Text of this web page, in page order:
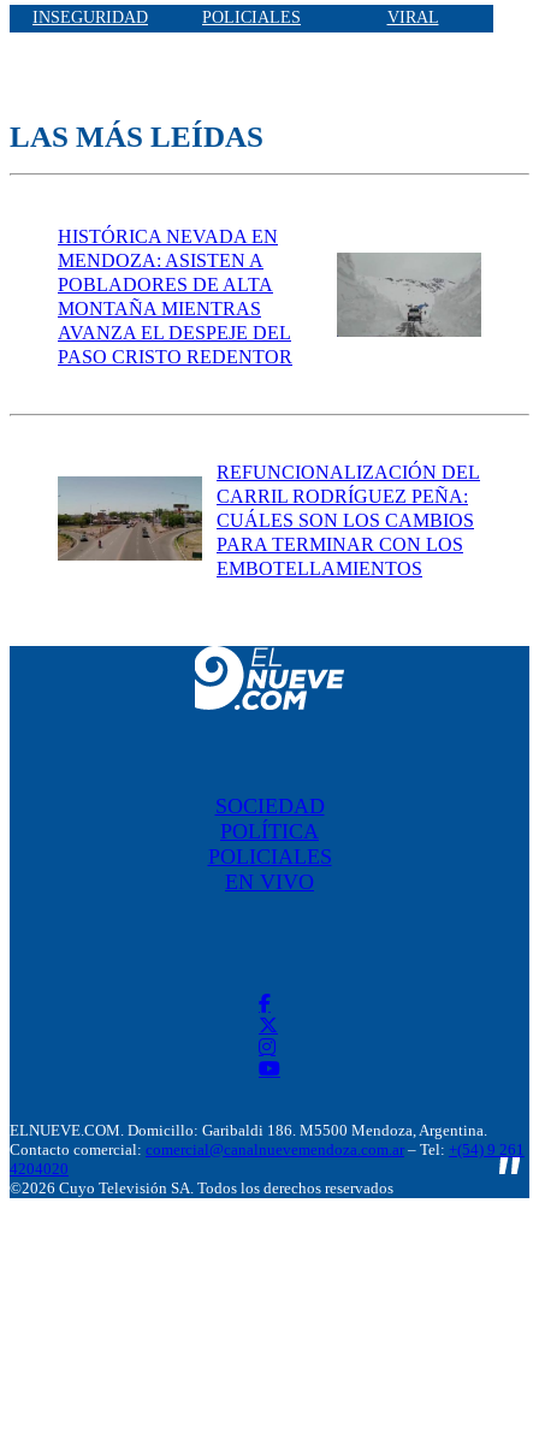
INSEGURIDAD POLICIALES VIRAL
LAS MÁS LEÍDAS
HISTÓRICA NEVADA EN
MENDOZA: ASISTEN A
POBLADORES DE ALTA
MONTAÑA MIENTRAS
AVANZA EL DESPEJE DEL
PASO CRISTO REDENTOR
REFUNCIONALIZACIÓN DEL
CARRIL RODRÍGUEZ PEÑA:
CUÁLES SON LOS CAMBIOS
PARA TERMINAR CON LOS
EMBOTELLAMIENTOS
SOCIEDAD
POLÍTICA
POLICIALES
EN VIVO
ELNUEVE.COM. Domicillo: Garibaldi 186. M5500 Mendoza, Argentina.
Contacto comercial: comercial@canalnuevemendoza.com.ar – Tel: +(54) 9 261
4204020
©2026 Cuyo Televisión SA. Todos los derechos reservados